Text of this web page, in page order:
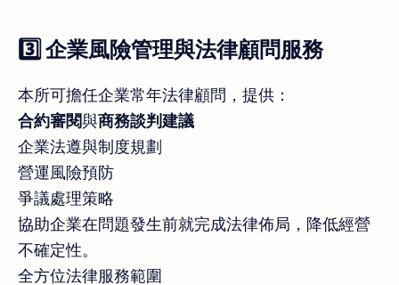
3️⃣ 企業風險管理與法律顧問服務
本所可擔任企業常年法律顧問，提供：
合約審閱與商務談判建議
企業法遵與制度規劃
營運風險預防
爭議處理策略
協助企業在問題發生前就完成法律佈局，降低經營
不確定性。
全方位法律服務範圍